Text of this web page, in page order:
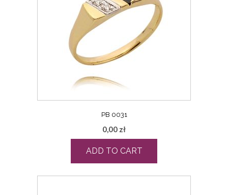
PB 0031
0,00 zł
ADD TO CART